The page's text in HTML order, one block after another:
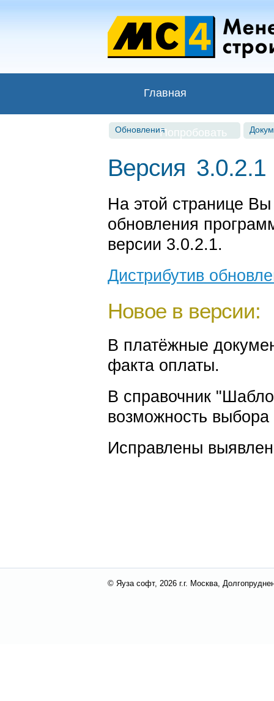
Главная
Попробовать
Обновления
Версия 3.0.2.1
На этой странице Вы
обновления
версии 3.0.2.1.
Дистрибутив
Новое в версии:
В платёжные
факта оплаты.
В справочник
возможность выбора
Исправлены
© Яуза софт, 2026 г.г. Москва,